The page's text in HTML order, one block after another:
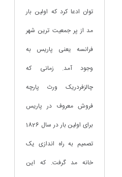
توان ادعا کرد که اولین بار
مد از پر جمعیت ترین شهر
فرانسه یعنی پاریس به
وجود آمد. زمانی که
چالزفردریک ورث پارچه
فروش معروف در پاریس
برای اولین بار در سال 1826
تصمیم به راه اندازی یک
خانه مد گرفت. که این